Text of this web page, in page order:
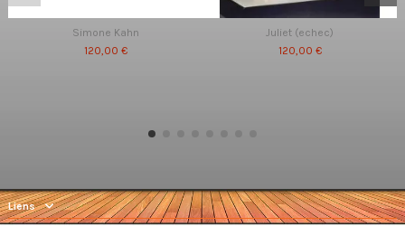
Simone Kahn
120,00 €
Juliet (echec)
120,00 €
Liens